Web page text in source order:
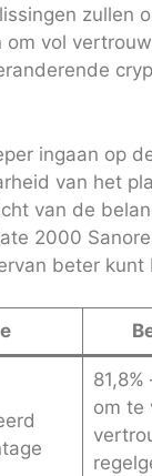
zullen
om vol
ingaan op
van het
van de
2000
beter kunt
om te